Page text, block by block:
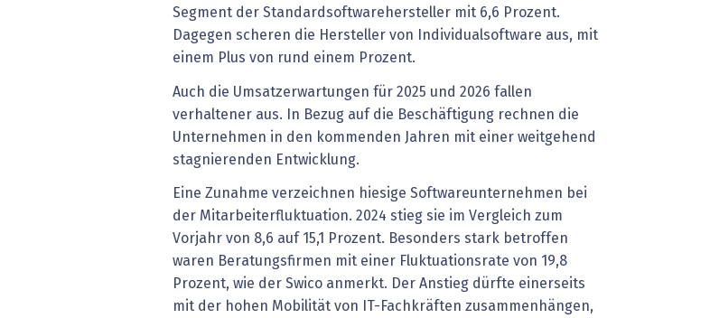
Segment der Standardsoftwarehersteller mit 6,6 Prozent.
Dagegen scheren die Hersteller von Individualsoftware aus, mit
einem Plus von rund einem Prozent.
Auch die Umsatzerwartungen für 2025 und 2026 fallen
verhaltener aus. In Bezug auf die Beschäftigung rechnen die
Unternehmen in den kommenden Jahren mit einer weitgehend
stagnierenden Entwicklung.
Eine Zunahme verzeichnen hiesige Softwareunternehmen bei
der Mitarbeiterfluktuation. 2024 stieg sie im Vergleich zum
Vorjahr von 8,6 auf 15,1 Prozent. Besonders stark betroffen
waren Beratungsfirmen mit einer Fluktuationsrate von 19,8
Prozent, wie der Swico anmerkt. Der Anstieg dürfte einerseits
mit der hohen Mobilität von IT-Fachkräften zusammenhängen,